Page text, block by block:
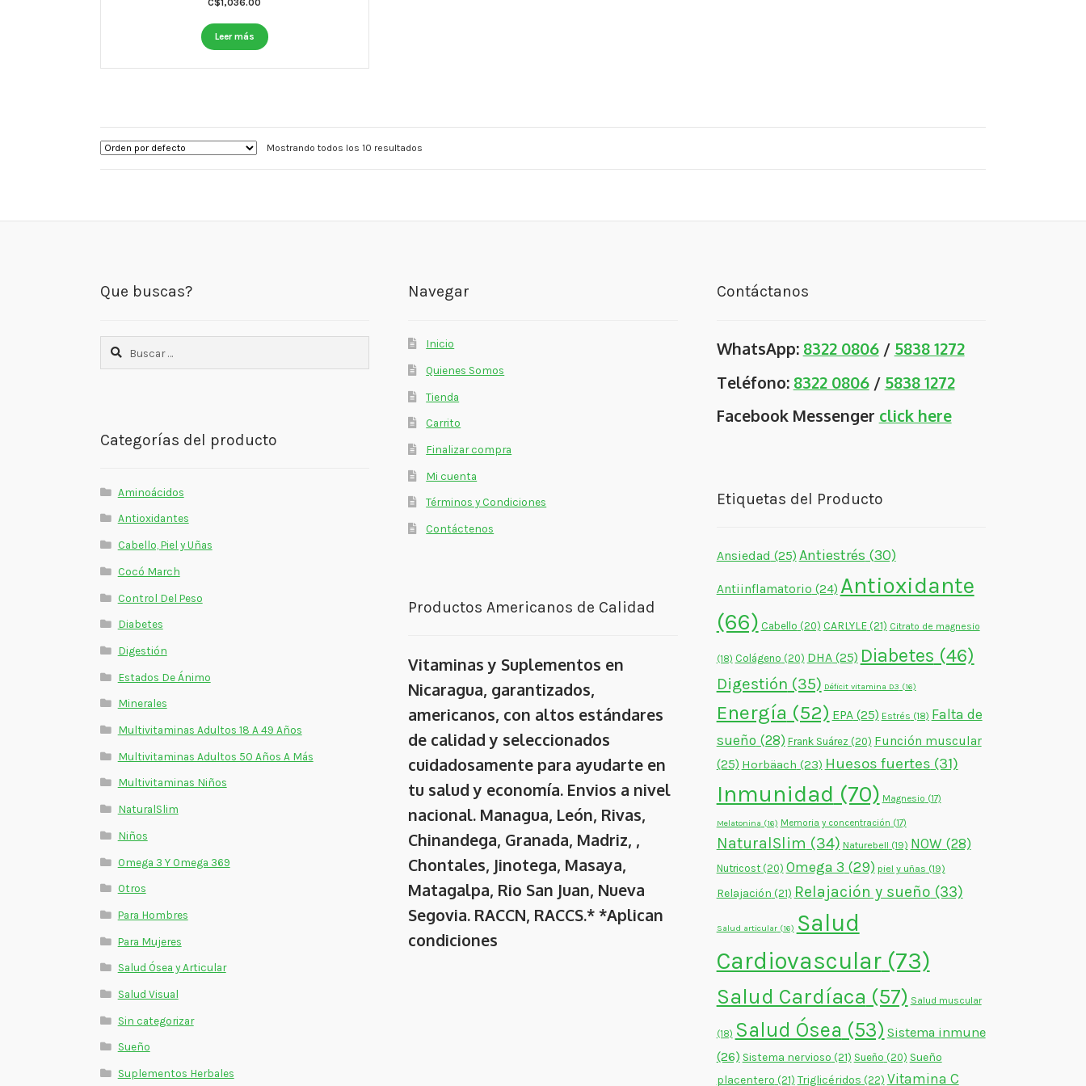
Leer más
Mostrando todos los 10 resultados
Que buscas?
Buscar:
Categorías del producto
Aminoácidos
Antioxidantes
Cabello, Piel y Uñas
Cocó March
Control Del Peso
Diabetes
Digestión
Estados De Ánimo
Minerales
Multivitaminas Adultos 18 A 49 Años
Multivitaminas Adultos 50 Años A Más
Multivitaminas Niños
NaturalSlim
Niños
Omega 3 Y Omega 369
Otros
Para Hombres
Para Mujeres
Salud Ósea y Articular
Salud Visual
Sin categorizar
Sueño
Suplementos Herbales
Navegar
Inicio
Quienes Somos
Tienda
Carrito
Finalizar compra
Mi cuenta
Términos y Condiciones
Contáctenos
Productos Americanos de Calidad
Vitaminas y Suplementos en
Nicaragua, garantizados,
americanos, con altos estándares
de calidad y seleccionados
cuidadosamente para ayudarte en
tu salud y economía. Envios a nivel
nacional. Managua, León, Rivas,
Chinandega, Granada, Madriz, ,
Chontales, Jinotega, Masaya,
Matagalpa, Rio San Juan, Nueva
Segovia. RACCN, RACCS.* *Aplican
condiciones
Contáctanos
WhatsApp: 8322 0806/ 5838 1272
Teléfono: 8322 0806/ 5838 1272
Facebook Messenger click here
Etiquetas del Producto
Ansiedad (25) Antiestrés (30)
Antiinflamatorio (24) Antioxidante
(66) Cabello (20) CARLYLE(21) Citrato de magnesio
(18) Colágeno (20) DHA(25) Diabetes (46)
Digestión (35) Déficit vitamina D3 (16)
Energía (52) EPA(25) Estrés (18) Falta de
sueño (28) Frank Suárez (20) Función muscular
(25) Horbäach (23) Huesos fuertes (31)
Inmunidad (70) Magnesio (17)
Melatonina (16) Memoria y concentración (17)
NaturalSlim (34) Naturebell (19) NOW (28)
Nutricost(20) Omega 3 (29) piel y uñas (19)
Relajación (21) Relajación y sueño (33)
Salud articular(16) Salud
Cardiovascular(73)
Salud Cardíaca (57) Salud muscular
(18) Salud Ósea (53) Sistema inmune
(26) Sistema nervioso (21) Sueño (20) Sueño
placentero (21) Triglicéridos (22) Vitamina C